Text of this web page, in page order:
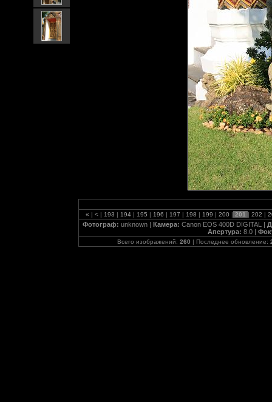
« | < | 193 | 194 | 195 | 196 | 197 | 198 | 199 | 200 | 201 | 202 |
Фотограф: unknown | Камера: Canon EOS 400D DIGITAL |
Апертура: 8.0 |
Всего изображений: 260 | Последнее обновление: